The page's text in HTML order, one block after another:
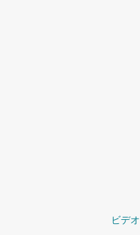
ビデ